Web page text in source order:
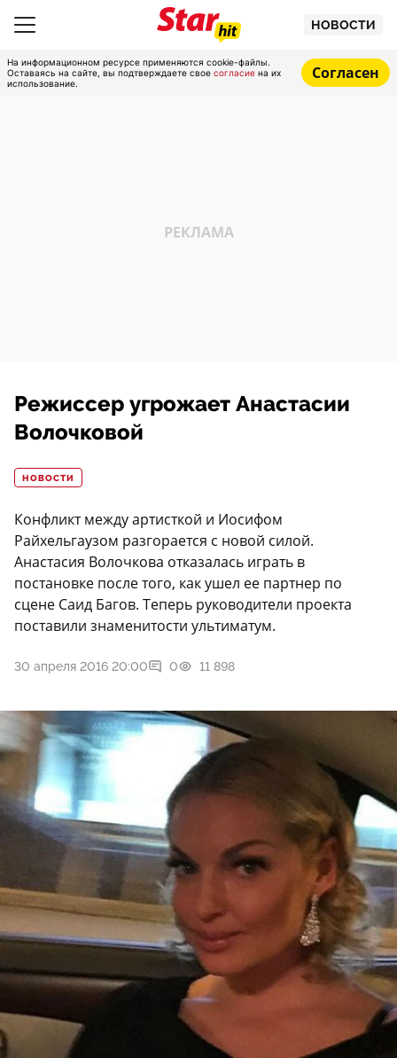
НОВОСТИ
На информационном ресурсе применяются cookie-файлы.
Оставаясь на сайте, вы подтверждаете свое согласие на их
использование.
Согласен
Режиссер угрожает Анастасии
Волочковой
НОВОСТИ
Конфликт между артисткой и Иосифом
Райхельгаузом разгорается с новой силой.
Анастасия Волочкова отказалась играть в
постановке после того, как ушел ее партнер по
сцене Саид Багов. Теперь руководители проекта
поставили знаменитости ультиматум.
30 апреля 2016 20:00 0 11 898